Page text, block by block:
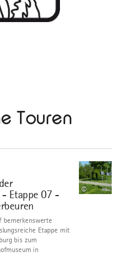
Touren
Etappe 07 -
©
bemerkenswerte
Etappe mit
bis zum
in